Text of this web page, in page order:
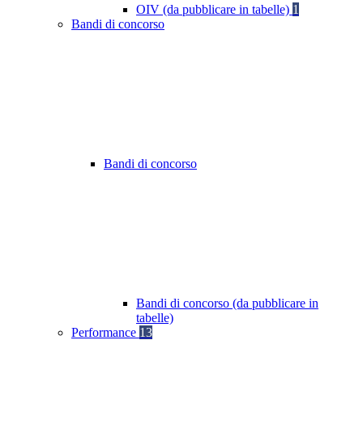
OIV (da pubblicare in tabelle) 1
Bandi di concorso
Bandi di concorso
Bandi di concorso (da pubblicare in
tabelle)
Performance 13